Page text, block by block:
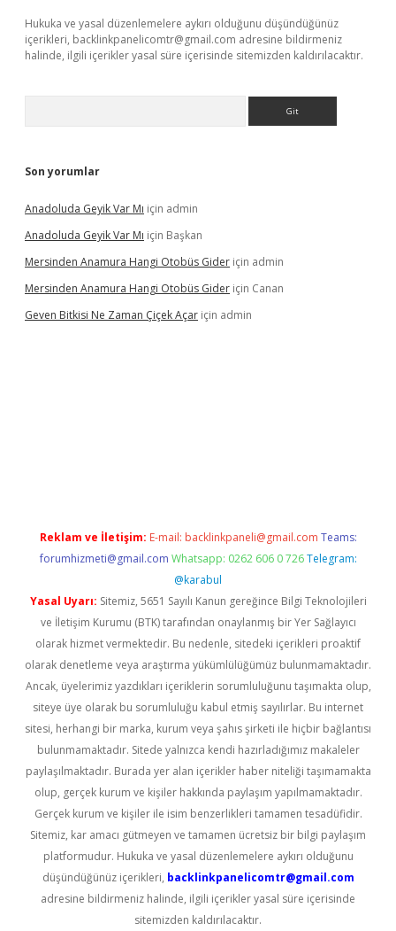
Hukuka ve yasal düzenlemelere aykırı olduğunu düşündüğünüz
içerikleri, backlinkpanelicomtr@gmail.com adresine bildirmeniz
halinde, ilgili içerikler yasal süre içerisinde sitemizden kaldırılacaktır.
Son yorumlar
Anadoluda Geyik Var Mı için admin
Anadoluda Geyik Var Mı için Başkan
Mersinden Anamura Hangi Otobüs Gider için admin
Mersinden Anamura Hangi Otobüs Gider için Canan
Geven Bitkisi Ne Zaman Çiçek Açar için admin
Reklam ve İletişim: E-mail: backlinkpaneli@gmail.com Teams:
forumhizmeti@gmail.com Whatsapp: 0262 606 0 726 Telegram:
@karabul
Yasal Uyarı: Sitemiz, 5651 Sayılı Kanun gereğince Bilgi Teknolojileri
ve İletişim Kurumu (BTK) tarafından onaylanmış bir Yer Sağlayıcı
olarak hizmet vermektedir. Bu nedenle, sitedeki içerikleri proaktif
olarak denetleme veya araştırma yükümlülüğümüz bulunmamaktadır.
Ancak, üyelerimiz yazdıkları içeriklerin sorumluluğunu taşımakta olup,
siteye üye olarak bu sorumluluğu kabul etmiş sayılırlar. Bu internet
sitesi, herhangi bir marka, kurum veya şahıs şirketi ile hiçbir bağlantısı
bulunmamaktadır. Sitede yalnızca kendi hazırladığımız makaleler
paylaşılmaktadır. Burada yer alan içerikler haber niteliği taşımamakta
olup, gerçek kurum ve kişiler hakkında paylaşım yapılmamaktadır.
Gerçek kurum ve kişiler ile isim benzerlikleri tamamen tesadüfidir.
Sitemiz, kar amacı gütmeyen ve tamamen ücretsiz bir bilgi paylaşım
platformudur. Hukuka ve yasal düzenlemelere aykırı olduğunu
düşündüğünüz içerikleri, backlinkpanelicomtr@gmail.com
adresine bildirmeniz halinde, ilgili içerikler yasal süre içerisinde
sitemizden kaldırılacaktır.